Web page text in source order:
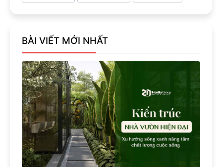
BÀI VIẾT MỚI NHẤT